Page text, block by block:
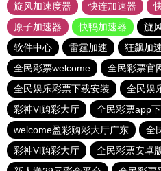
旋风加速度器
快连加速器
原子加速器
快鸭加速器 旋
软件中心
雷霆加速 狂飙加
全民彩票welcome
全民彩票官
全民娱乐彩票下载安装
全民娱
彩神Vl购彩大厅
全民彩票app
welcome盈彩购彩大厅广东
全
彩神Vl购彩大厅
全民彩票安卓